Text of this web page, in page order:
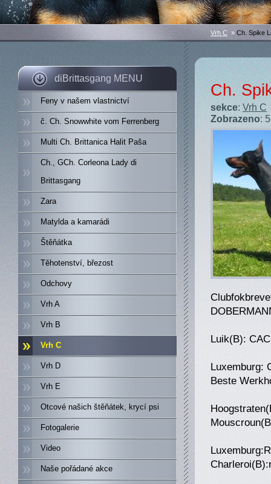
diBrittasgang MENU
Feny v našem vlastnictví
č. Ch. Snowwhite vom Ferrenberg
Multi Ch. Brittanica Halit Paša
Ch., GCh. Corleona Lady di
Brittasgang
Zara
Matylda a kamarádi
Štěňátka
Těhotenství, březost
Odchovy
Vrh A
Vrh B
Vrh C
Vrh D
Vrh E
Otcové našich štěňátek, krycí psi
Fotogalerie
Video
Naše pořádané akce
Vrh C » Ch. Spike
Ch.
sekce:Vrh C
Zobrazeno:
Luik(B):
Luxemburg:
Beste